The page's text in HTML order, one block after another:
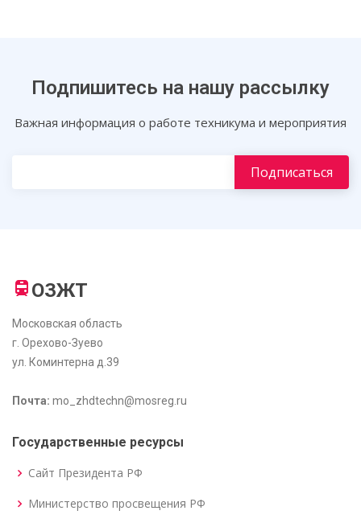
Подпишитесь на нашу рассылку
Важная информация о работе техникума и мероприятия
ОЗЖТ
Московская область
г. Орехово-Зуево
ул. Коминтерна д.39
Почта: mo_zhdtechn@mosreg.ru
Государственные ресурсы
Сайт Президента РФ
Министерство просвещения РФ